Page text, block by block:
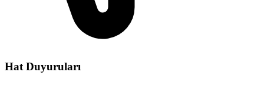
Hat Duyuruları